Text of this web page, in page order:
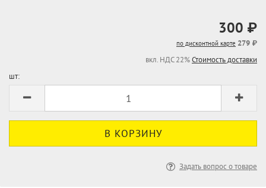
300 ₽
по дисконтной карте 279 ₽
вкл. НДС 22%Стоимость доставки
шт:
Задать вопрос о товаре